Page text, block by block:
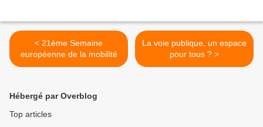
< 21ème Semaine
européenne de la mobilité
La voie publique, un espace
pour tous ? >
Hébergé par Overblog
Top articles